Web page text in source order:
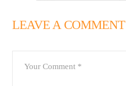
LEAVE A COMMENT